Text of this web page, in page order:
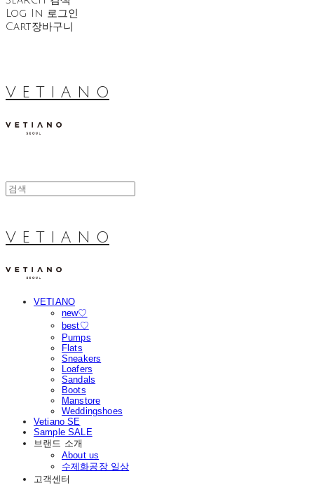
Log In 로그인
Cart장바구니
V E T I A N O
V E T I A N O
VETIANO
new♡
best♡
Pumps
Flats
Sneakers
Loafers
Sandals
Boots
Manstore
Weddingshoes
Vetiano SE
Sample SALE
브랜드 소개
About us
수제화공장 일상
고객센터